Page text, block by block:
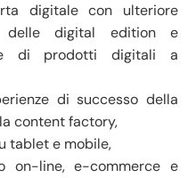
digitale con ulteriore
delle digital edition e
di prodotti digitali a
di successo della
content factory,
tablet e mobile,
on-line, e-commerce e